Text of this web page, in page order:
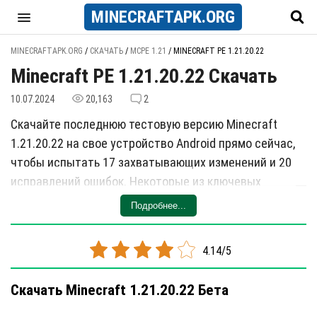
MINECRAFTAPK.ORG
MINECRAFTAPK.ORG / СКАЧАТЬ / MCPE 1.21 / MINECRAFT PE 1.21.20.22
Minecraft PE 1.21.20.22 Скачать
10.07.2024 20,163 2
Скачайте последнюю тестовую версию Minecraft
1.21.20.22 на свое устройство Android прямо сейчас,
чтобы испытать 17 захватывающих изменений и 20
исправлений ошибок. Некоторые из ключевых
изменений включают возможность отправлять и
управлять приглашениями в миры, уникальные звуки
для корневой земли и новые названия для типов
блоков. Обновление также включает улучшения,
прерывания подсказок.
Подробнее...
4.14/5
Скачать Minecraft 1.21.20.22 Бета